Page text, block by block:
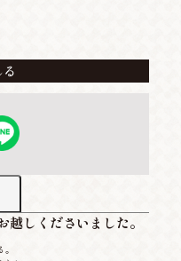
しくださいました。